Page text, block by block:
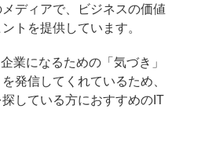
ディアで、ビジネスの価値
トを提供しています。
業になるための「気づき」
発信してくれているため、
している方におすすめのIT